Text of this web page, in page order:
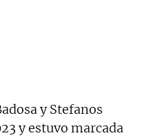
y Stefanos
y estuvo marcada